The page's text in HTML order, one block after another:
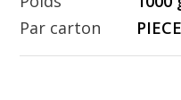
Par carton